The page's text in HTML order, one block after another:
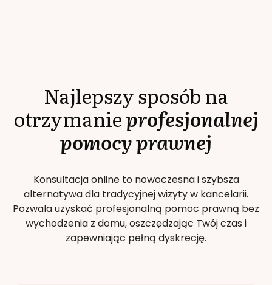
Najlepszy sposób na
otrzymanieprofesjonalnej
pomocy prawnej
Konsultacja online to nowoczesna i szybsza
alternatywa dla tradycyjnej wizyty w kancelarii.
Pozwala uzyskać profesjonalną pomoc prawną bez
wychodzenia z domu, oszczędzając Twój czas i
zapewniając pełną dyskrecję.